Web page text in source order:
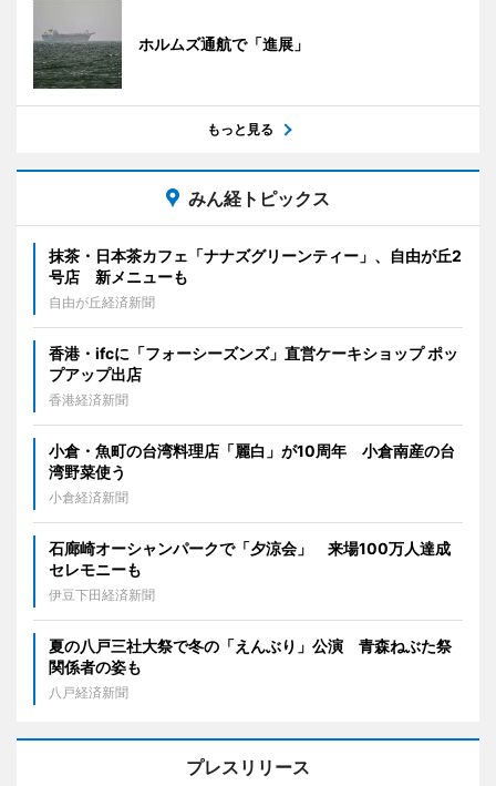
ホルムズ通航で「進展」
もっと見る
みん経トピックス
抹茶・日本茶カフェ「ナナズグリーンティー」、自由が丘2
号店 新メニューも
自由が丘経済新聞
香港・ifcに「フォーシーズンズ」直営ケーキショップ ポッ
プアップ出店
香港経済新聞
小倉・魚町の台湾料理店「麗白」が10周年 小倉南産の台
湾野菜使う
小倉経済新聞
石廊崎オーシャンパークで「夕涼会」 来場100万人達成
セレモニーも
伊豆下田経済新聞
夏の八戸三社大祭で冬の「えんぶり」公演 青森ねぶた祭
関係者の姿も
八戸経済新聞
プレスリリース